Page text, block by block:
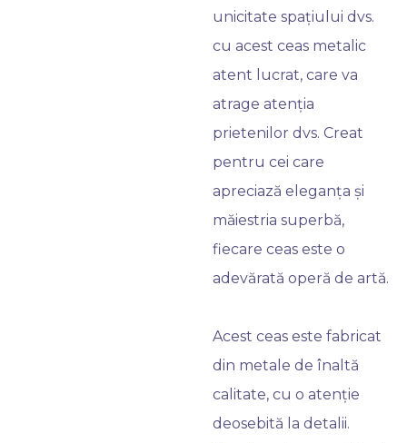
unicitate spațiului dvs.
cu acest ceas metalic
atent lucrat, care va
atrage atenția
prietenilor dvs. Creat
pentru cei care
apreciază eleganța și
măiestria superbă,
fiecare ceas este o
adevărată operă de artă.
Acest ceas este fabricat
din metale de înaltă
calitate, cu o atenție
deosebită la detalii.